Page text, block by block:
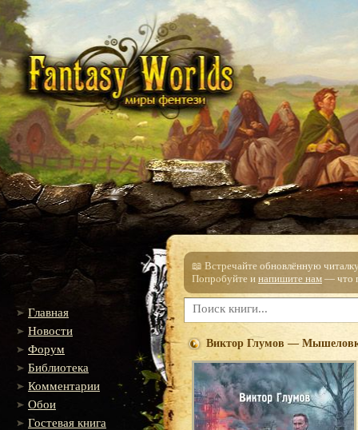
Главная
Новости
Форум
Библиотека
Комментарии
Обои
Гостевая книга
📖 Встречайте обновлённую
Попробуйте и напишите нам — что
Виктор Глумов —